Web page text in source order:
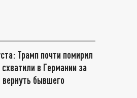
Трамп почти помирил
в Германии за
бывшего